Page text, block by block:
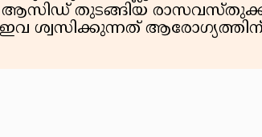
ആസിഡ് തുടങ്ങിയ
ശ്വസിക്കുന്നത്